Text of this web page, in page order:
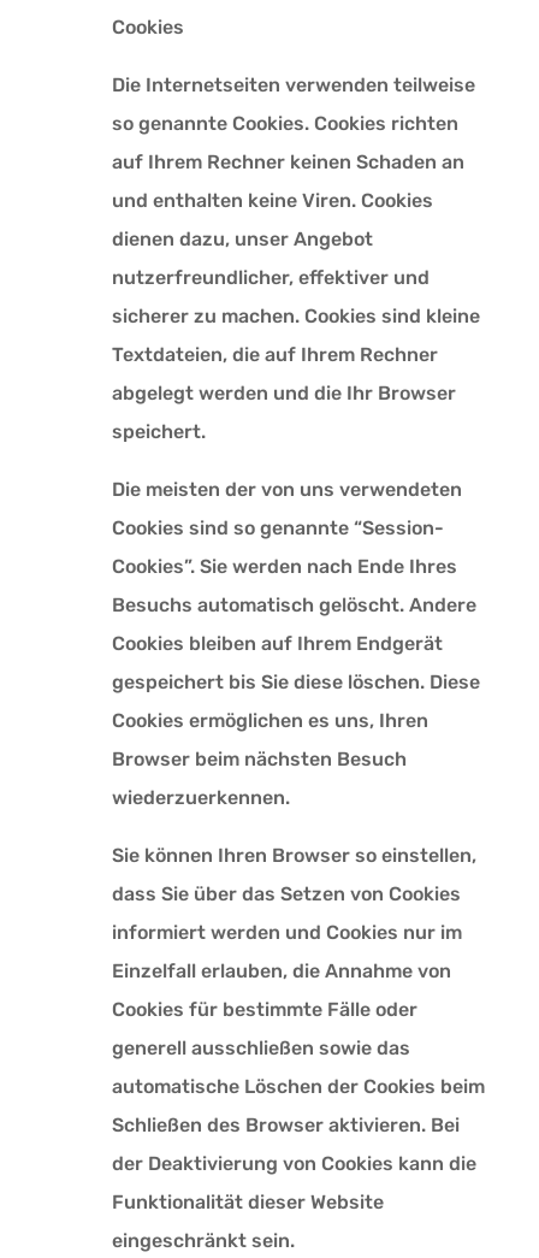
Cookies
Die Internetseiten verwenden teilweise
so genannte Cookies. Cookies richten
auf Ihrem Rechner keinen Schaden an
und enthalten keine Viren. Cookies
dienen dazu, unser Angebot
nutzerfreundlicher, effektiver und
sicherer zu machen. Cookies sind kleine
Textdateien, die auf Ihrem Rechner
abgelegt werden und die Ihr Browser
speichert.
Die meisten der von uns verwendeten
Cookies sind so genannte “Session-
Cookies”. Sie werden nach Ende Ihres
Besuchs automatisch gelöscht. Andere
Cookies bleiben auf Ihrem Endgerät
gespeichert bis Sie diese löschen. Diese
Cookies ermöglichen es uns, Ihren
Browser beim nächsten Besuch
wiederzuerkennen.
Sie können Ihren Browser so einstellen,
dass Sie über das Setzen von Cookies
informiert werden und Cookies nur im
Einzelfall erlauben, die Annahme von
Cookies für bestimmte Fälle oder
generell ausschließen sowie das
automatische Löschen der Cookies beim
Schließen des Browser aktivieren. Bei
der Deaktivierung von Cookies kann die
Funktionalität dieser Website
eingeschränkt sein.